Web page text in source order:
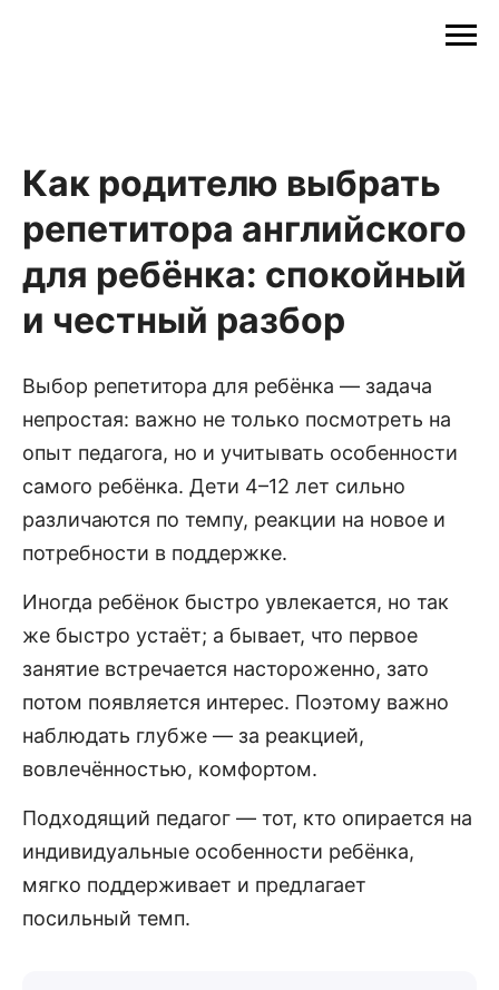
Как родителю выбрать
репетитора английского
для ребёнка: спокойный
и честный разбор
Выбор репетитора для ребёнка — задача
непростая: важно не только посмотреть на
опыт педагога, но и учитывать особенности
самого ребёнка. Дети 4–12 лет сильно
различаются по темпу, реакции на новое и
потребности в поддержке.
Иногда ребёнок быстро увлекается, но так
же быстро устаёт; а бывает, что первое
занятие встречается настороженно, зато
потом появляется интерес. Поэтому важно
наблюдать глубже — за реакцией,
вовлечённостью, комфортом.
Подходящий педагог — тот, кто опирается на
индивидуальные особенности ребёнка,
мягко поддерживает и предлагает
посильный темп.